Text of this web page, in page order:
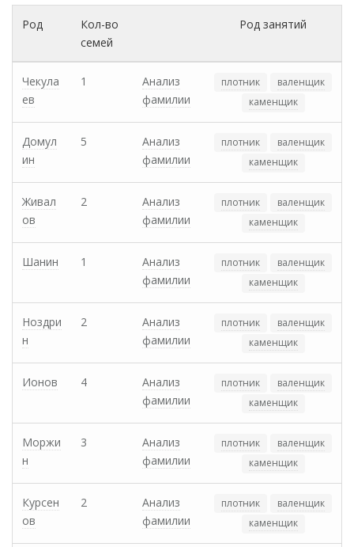
Род
Кол-во
семей
Род занятий
Чекула
ев
1
Анализ
фамилии
плотник
валенщик
каменщик
Домул
ин
5
Анализ
фамилии
плотник
валенщик
каменщик
Живал
ов
2
Анализ
фамилии
плотник
валенщик
каменщик
Шанин 1
Анализ
фамилии
плотник
валенщик
каменщик
Ноздри
н
2
Анализ
фамилии
плотник
валенщик
каменщик
Ионов 4
Анализ
фамилии
плотник
валенщик
каменщик
Моржи
н
3
Анализ
фамилии
плотник
валенщик
каменщик
Курсен
ов
2
Анализ
фамилии
плотник
валенщик
каменщик